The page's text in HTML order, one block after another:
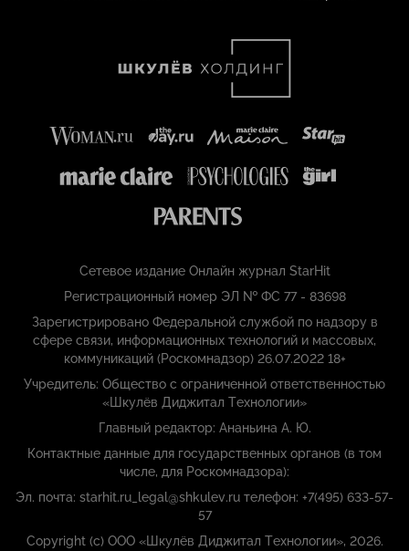
Сетевое издание Онлайн журнал StarHit
Регистрационный номер ЭЛ № ФС 77 - 83698
Зарегистрировано Федеральной службой по надзору в
сфере связи, информационных технологий и массовых,
коммуникаций (Роскомнадзор) 26.07.2022 18+
Учредитель: Общество с ограниченной ответственностью
«Шкулёв Диджитал Технологии»
Главный редактор: Ананьина А. Ю.
Контактные данные для государственных органов (в том
числе, для Роскомнадзора):
Эл. почта: starhit.ru_legal@shkulev.ru телефон: +7(495) 633-57-
57
Copyright (с) ООО «Шкулёв Диджитал Технологии», 2026.